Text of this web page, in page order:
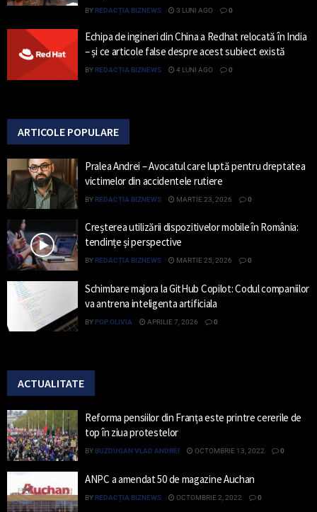
BYREDACȚIA BIZNEWS 3 LUNI AGO 0
Echipa de ingineri din China a Redhat relocată în India
– și ce articole false despre acest subiect există
BYREDACȚIA BIZNEWS 4 LUNI AGO 0
ARTICOLE POPULARE
Pralea Andrei – Avocatul care luptă pentru dreptatea
victimelor din accidentele rutiere
BYREDACȚIA BIZNEWS MARTIE 23, 2026 0
Creșterea utilizării dispozitivelor mobile în România:
tendințe și perspective
BYREDACȚIA BIZNEWS MARTIE 25, 2026 0
Schimbare majora la GitHub Copilot: Codul companiilor
va antrena inteligenta artificiala
BYPOP OLIVIA APRILIE 7, 2026 0
ACTUALITATE
Reforma pensiilor din Franța este printre cererile de
top în ziua protestelor
BYBUZDUGAN VLAD ANDREI OCTOMBRIE 13, 2022 0
ANPC a amendat 50 de magazine Auchan
BYREDACȚIA BIZNEWS OCTOMBRIE 2, 2022 0